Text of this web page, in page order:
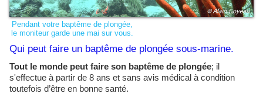
Pendant votre baptême de plongée,
le moniteur garde une mai sur vous.
Qui peut faire un baptême de plongée sous-marine.
Tout le monde peut faire son baptême de plongée; il
s'effectue à partir de 8 ans et sans avis médical à condition
toutefois d’être en bonne santé.